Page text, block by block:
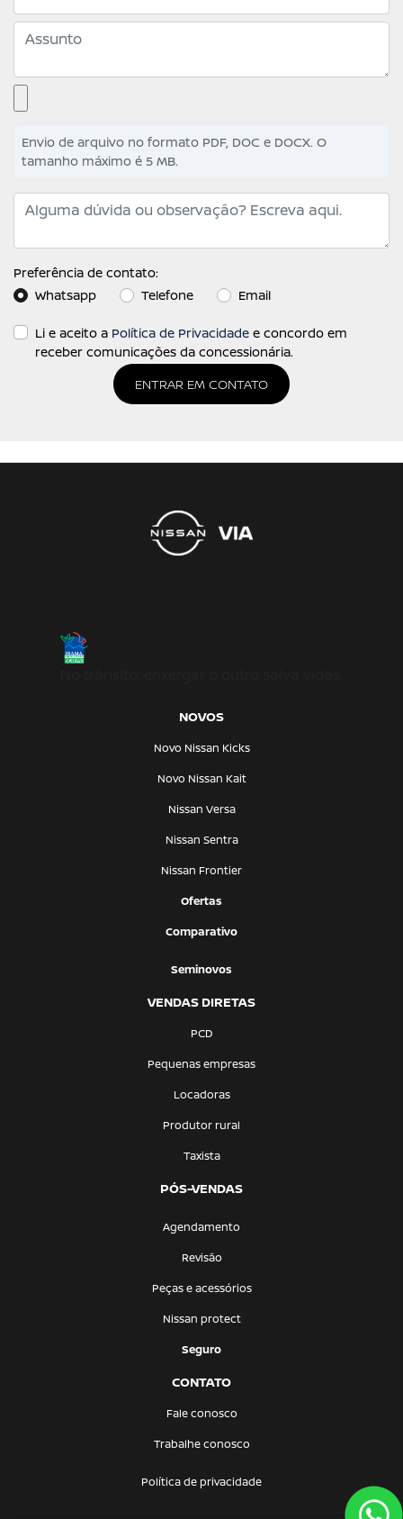
Envio de arquivo no formato PDF, DOC e DOCX. O
tamanho máximo é 5 MB.
Preferência de contato:
Whatsapp
Telefone Email
Li e aceito a Política de Privacidade e concordo em
receber comunicações da concessionária.
ENTRAR EM CONTATO
NOVOS
Novo Nissan Kicks
Novo Nissan Kait
Nissan Versa
Nissan Sentra
Nissan Frontier
Ofertas
Comparativo
Seminovos
VENDAS DIRETAS
PCD
Pequenas empresas
Locadoras
Produtor rural
Taxista
PÓS-VENDAS
Agendamento
Revisão
Peças e acessórios
Nissan protect
Seguro
CONTATO
Fale conosco
Trabalhe conosco
Política de privacidade